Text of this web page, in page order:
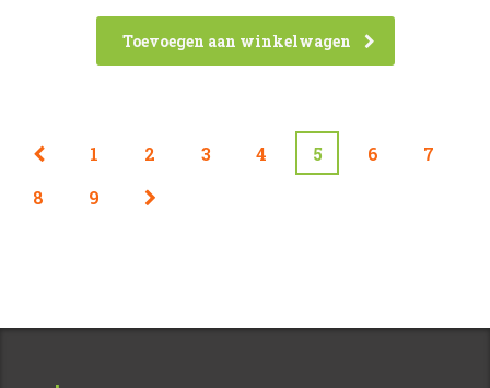
Toevoegen aan winkelwagen
1 2 3 4 5 6
7
8
9